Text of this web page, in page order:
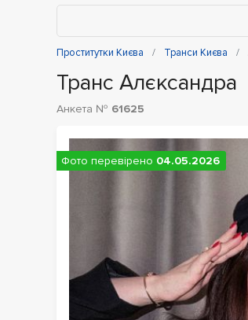
Проститутки Києва Транси Києва
Транс Алєксандра
Анкета № 61625
Фото перевірено 04.05.2026